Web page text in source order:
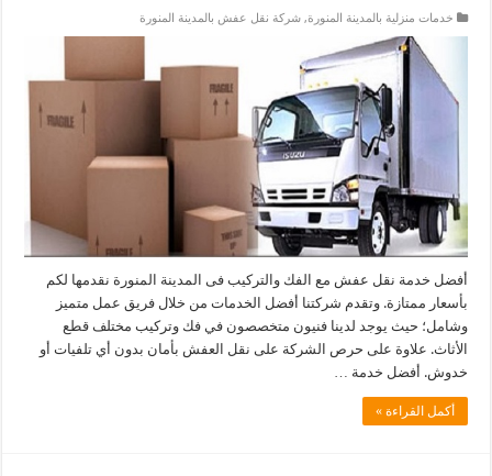
خدمات منزلية بالمدينة المنورة,شركة نقل عفش بالمدينة المنورة
أفضل خدمة نقل عفش مع الفك والتركيب فى المدينة المنورة نقدمها لكم
بأسعار ممتازة. وتقدم شركتنا أفضل الخدمات من خلال فريق عمل متميز
وشامل؛ حيث يوجد لدينا فنيون متخصصون في فك وتركيب مختلف قطع
الأثاث. علاوة على حرص الشركة على نقل العفش بأمان بدون أي تلفيات أو
خدوش. أفضل خدمة …
أكمل القراءة »